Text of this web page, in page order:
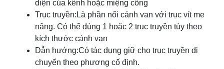
diện của kênh hoặc miệng cống
Trục truyền:Là phần nối cánh van với trục vít me
nâng. Có thể dùng 1 hoặc 2 trục truyền tùy theo
kích thước cánh van
Dẫn hướng:Có tác dụng giữ cho trục truyền di
chuyển theo phương cố định.